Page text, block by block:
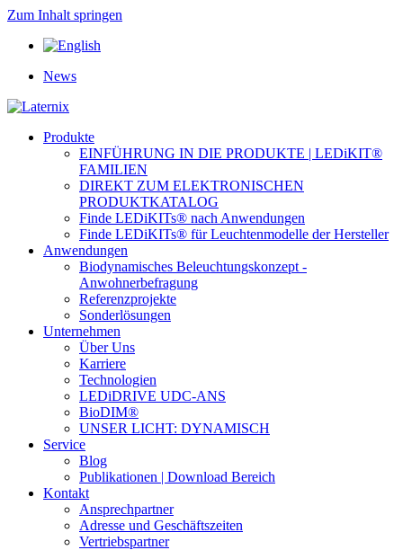
Zum Inhalt springen
News
Produkte
EINFÜHRUNG IN DIE PRODUKTE | LEDiKIT®
FAMILIEN
DIREKT ZUM ELEKTRONISCHEN
PRODUKTKATALOG
Finde LEDiKITs® nach Anwendungen
Finde LEDiKITs® für Leuchtenmodelle der Hersteller
Anwendungen
Biodynamisches Beleuchtungskonzept -
Anwohnerbefragung
Referenzprojekte
Sonderlösungen
Unternehmen
Über Uns
Karriere
Technologien
LEDiDRIVE UDC-ANS
BioDIM®
UNSER LICHT: DYNAMISCH
Service
Blog
Publikationen | Download Bereich
Kontakt
Ansprechpartner
Adresse und Geschäftszeiten
Vertriebspartner